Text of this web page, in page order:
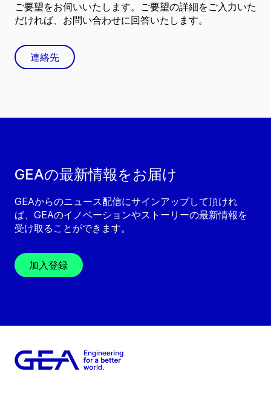
GEAの最新情報をお届け
GEAからのニュース配信にサインアップして頂けれ
ば、GEAのイノベーションやストーリーの最新情報を
受け取ることができます。
加入登録
ご要望をお伺いいたします。ご要望の詳細をご入力いた
だければ、お問い合わせに回答いたします。
連絡先